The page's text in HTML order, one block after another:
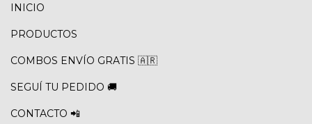
INICIO
PRODUCTOS
COMBOS ENVÍO GRATIS 🇦🇷
SEGUÍ TU PEDIDO 🚚
CONTACTO 📲